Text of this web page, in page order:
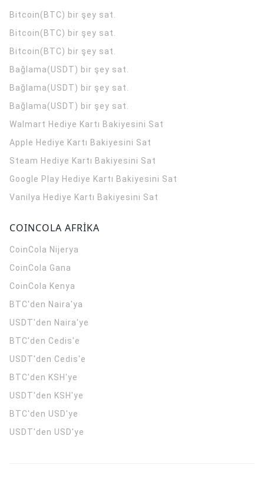
Bitcoin(BTC) bir şey sat.
Bitcoin(BTC) bir şey sat.
Bitcoin(BTC) bir şey sat.
Bağlama(USDT) bir şey sat.
Bağlama(USDT) bir şey sat.
Bağlama(USDT) bir şey sat.
Walmart Hediye Kartı Bakiyesini Sat
Apple Hediye Kartı Bakiyesini Sat
Steam Hediye Kartı Bakiyesini Sat
Google Play Hediye Kartı Bakiyesini Sat
Vanilya Hediye Kartı Bakiyesini Sat
COINCOLA AFRİKA
CoinCola Nijerya
CoinCola Gana
CoinCola Kenya
BTC'den Naira'ya
USDT'den Naira'ye
BTC'den Cedis'e
USDT'den Cedis'e
BTC'den KSH'ye
USDT'den KSH'ye
BTC'den USD'ye
USDT'den USD'ye